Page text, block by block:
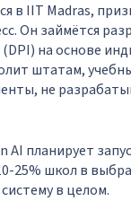
в IIT Madras,
Он займётся
на основе
штатам,
не
планирует
25% школ в
в целом.